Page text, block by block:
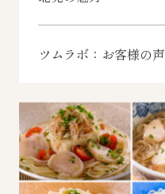
ツムラボ：お客様の声